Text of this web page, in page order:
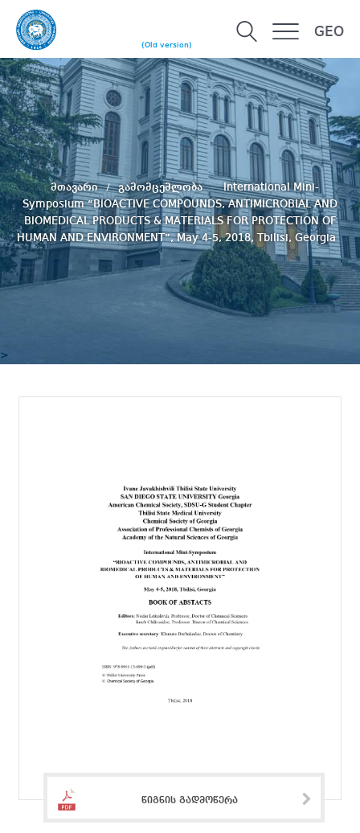
(Old version)
GEO
>
მთავარი გამომცემლობა
International Mini-
Symposium “BIOACTIVE COMPOUNDS, ANTIMICROBIAL AND
BIOMEDICAL PRODUCTS & MATERIALS FOR PROTECTION OF
HUMAN AND ENVIRONMENT”, May 4-5, 2018, Tbilisi, Georgia
წიგნის გადმოწერა